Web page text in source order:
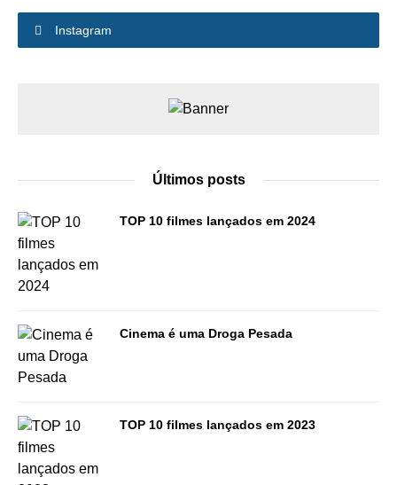
Instagram
Últimos posts
TOP 10 filmes lançados em 2024
Cinema é uma Droga Pesada
TOP 10 filmes lançados em 2023